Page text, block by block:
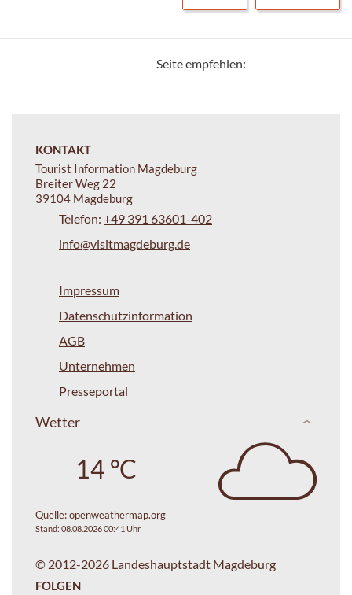
Seite empfehlen:
KONTAKT
Tourist Information Magdeburg
Breiter Weg 22
39104 Magdeburg
Telefon: +49 391 63601-402
info@visitmagdeburg.de
Impressum
Datenschutzinformation
AGB
Unternehmen
Presseportal
Wetter
14 °C
Quelle:openweathermap.org
Stand: 08.08.2026 00:41 Uhr
© 2012-2026 Landeshauptstadt Magdeburg
FOLGEN